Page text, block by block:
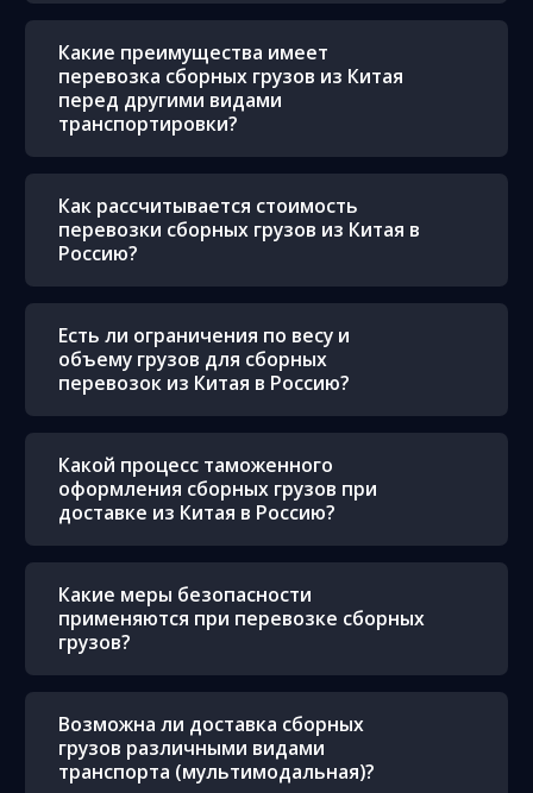
Какие преимущества имеет
перевозка сборных грузов из Китая
перед другими видами
транспортировки?
Как рассчитывается стоимость
перевозки сборных грузов из Китая в
Россию?
Есть ли ограничения по весу и
объему грузов для сборных
перевозок из Китая в Россию?
Какой процесс таможенного
оформления сборных грузов при
доставке из Китая в Россию?
Какие меры безопасности
применяются при перевозке сборных
грузов?
Возможна ли доставка сборных
грузов различными видами
транспорта (мультимодальная)?